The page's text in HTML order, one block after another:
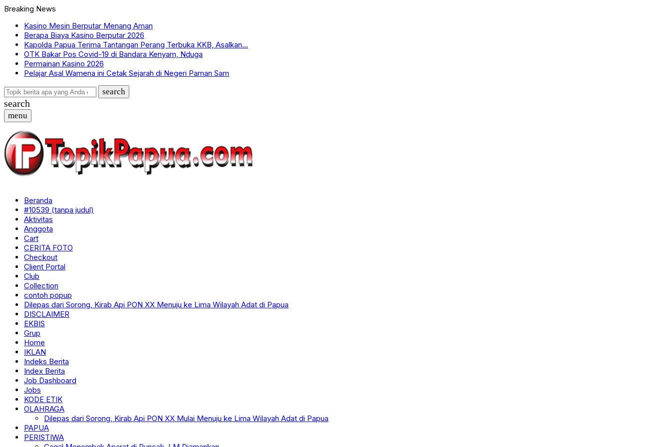
Breaking News
Kasino Mesin Berputar Menang Aman
Berapa Biaya Kasino Berputar 2026
Kapolda Papua Terima Tantangan Perang Terbuka KKB, Asalkan…
OTK Bakar Pos Covid-19 di Bandara Kenyam, Nduga
Permainan Kasino 2026
Pelajar Asal Wamena ini Cetak Sejarah di Negeri Paman Sam
search
search
menu
Beranda
#10539 (tanpa judul)
Aktivitas
Anggota
Cart
CERITA FOTO
Checkout
Client Portal
Club
Collection
contoh popup
Dilepas dari Sorong, Kirab Api PON XX Menuju ke Lima Wilayah Adat di Papua
DISCLAIMER
EKBIS
Grup
Home
IKLAN
Indeks Berita
Index Berita
Job Dashboard
Jobs
KODE ETIK
OLAHRAGA
Dilepas dari Sorong, Kirab Api PON XX Mulai Menuju ke Lima Wilayah Adat di Papua
PAPUA
PERISTIWA